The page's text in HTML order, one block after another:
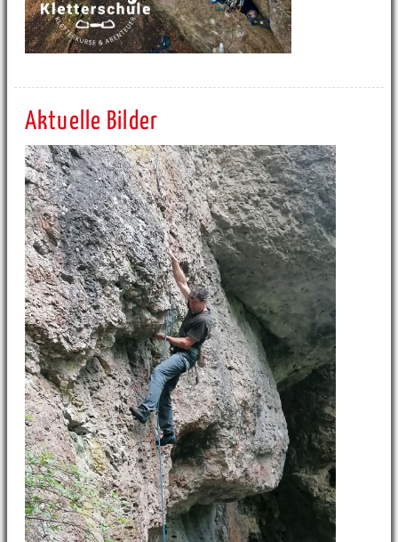
Aktuelle Bilder